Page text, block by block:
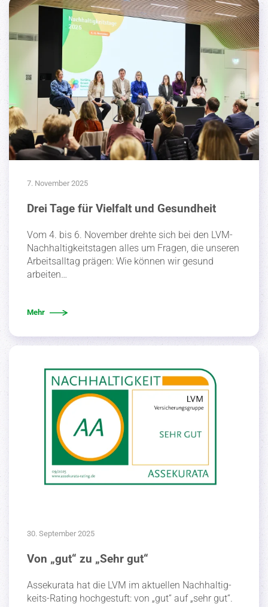
7. November 2025
Drei Tage für Vielfalt und Gesundheit
Vom 4. bis 6. November drehte sich bei den LVM-
Nachhal­tig­keits­tagen alles um Fragen, die unseren
Arbeits­alltag prägen: Wie können wir gesund
arbeiten…
Mehr
30. September 2025
Von „gut“ zu „Sehr gut“
Assekurata hat die LVM im aktuellen Nachhal­tig­
keits-Rating hochge­stuft: von „gut“ auf „sehr gut“.